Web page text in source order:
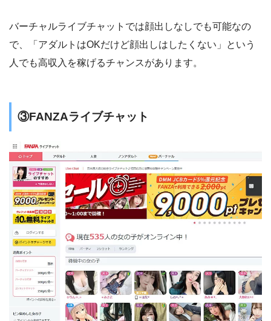
バーチャルライブチャットでは顔出しなしでも可能なの
で、「アダルトはOKだけど顔出しはしたくない」という
人でも高収入を稼げるチャンスがあります。
③FANZAライブチャット